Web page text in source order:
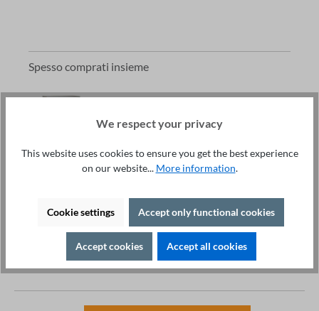
Spesso comprati insieme
Prezzo totale:
Nel carrello
Questo articolo:Gabbia di prova DOCAB non cablata -
We respect your privacy
This website uses cookies to ensure you get the best experience
on our website... More information.
Cookie settings Accept only functional cookies
Accept cookies Accept all cookies